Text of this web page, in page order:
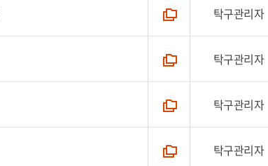
탁구관리자
탁구관리자
탁구관리자
탁구관리자